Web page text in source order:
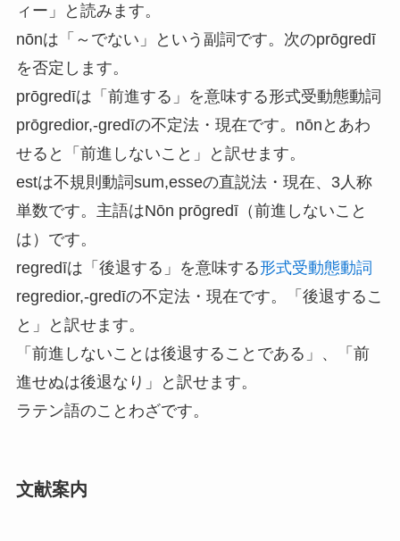
ィー」と読みます。
nōnは「～でない」という副詞です。次のprōgredī
を否定します。
prōgredīは「前進する」を意味する形式受動態動詞
prōgredior,-gredīの不定法・現在です。nōnとあわ
せると「前進しないこと」と訳せます。
estは不規則動詞sum,esseの直説法・現在、3人称
単数です。主語はNōn prōgredī（前進しないこと
は）です。
regredīは「後退する」を意味する形式受動態動詞
regredior,-gredīの不定法・現在です。「後退するこ
と」と訳せます。
「前進しないことは後退することである」、「前
進せぬは後退なり」と訳せます。
ラテン語のことわざです。
文献案内